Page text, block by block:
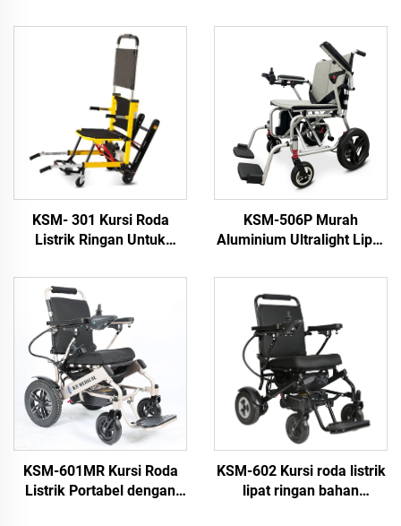
KSM- 301 Kursi Roda
Listrik Ringan Untuk
Roda untuk Tangga, Kursi
Roda Listrik Pendaki
Tangga
KSM-506P Murah
Aluminium Ultralight Lipat
Motor Tanpa Sikat dan
Baterai Lithium 6A/10A
KSM-601MR Kursi Roda
Listrik Portabel dengan
KSM-602 Kursi roda listrik
lipat ringan bahan